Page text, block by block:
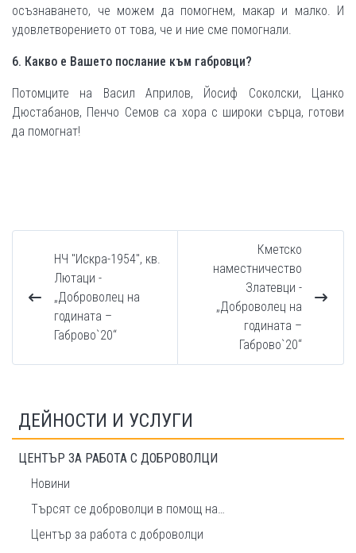
осъзнаването, че можем да помогнем, макар и малко. И
удовлетворението от това, че и ние сме помогнали.
6. Какво е Вашето послание към габровци?
Потомците на Васил Априлов, Йосиф Соколски, Цанко
Дюстабанов, Пенчо Семов са хора с широки сърца, готови
да помогнат!
НЧ "Искра-1954", кв.
Лютаци -
„Доброволец на
годината –
Габрово`20“
Кметско
наместничество
Златевци -
„Доброволец на
годината –
Габрово`20“
ДЕЙНОСТИ И УСЛУГИ
ЦЕНТЪР ЗА РАБОТА С ДОБРОВОЛЦИ
Новини
Търсят се доброволци в помощ на…
Център за работа с доброволци